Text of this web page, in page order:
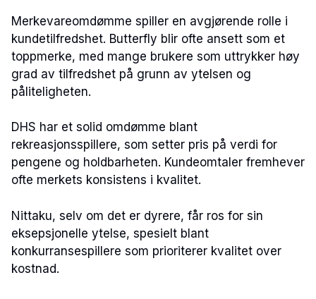
Merkevareomdømme spiller en avgjørende rolle i
kundetilfredshet. Butterfly blir ofte ansett som et
toppmerke, med mange brukere som uttrykker høy
grad av tilfredshet på grunn av ytelsen og
påliteligheten.
DHS har et solid omdømme blant
rekreasjonsspillere, som setter pris på verdi for
pengene og holdbarheten. Kundeomtaler fremhever
ofte merkets konsistens i kvalitet.
Nittaku, selv om det er dyrere, får ros for sin
eksepsjonelle ytelse, spesielt blant
konkurransespillere som prioriterer kvalitet over
kostnad.